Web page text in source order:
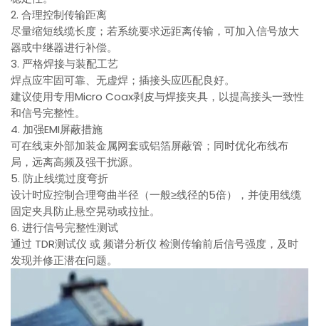
2. 合理控制传输距离
尽量缩短线缆长度；若系统要求远距离传输，可加入信号放大
器或中继器进行补偿。
3. 严格焊接与装配工艺
焊点应牢固可靠、无虚焊；插接头应匹配良好。
建议使用专用Micro Coax剥皮与焊接夹具，以提高接头一致性
和信号完整性。
4. 加强EMI屏蔽措施
可在线束外部加装金属网套或铝箔屏蔽管；同时优化布线布
局，远离高频及强干扰源。
5. 防止线缆过度弯折
设计时应控制合理弯曲半径（一般≥线径的5倍），并使用线缆
固定夹具防止悬空晃动或拉扯。
6. 进行信号完整性测试
通过 TDR测试仪 或 频谱分析仪 检测传输前后信号强度，及时
发现并修正潜在问题。